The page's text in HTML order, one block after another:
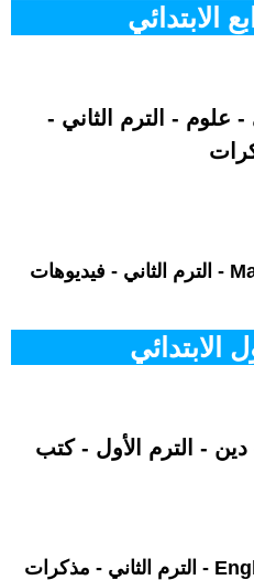
الابتدائي
- علوم - الترم الثاني -
الابتدائي
دين - الترم الأول - كتب